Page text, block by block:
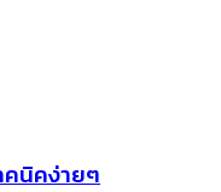
คนิคง่ายๆ